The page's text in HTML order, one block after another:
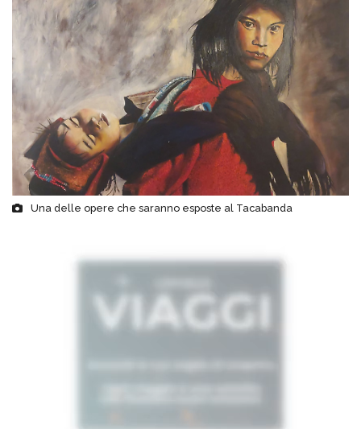
Una delle opere che saranno esposte al Tacabanda